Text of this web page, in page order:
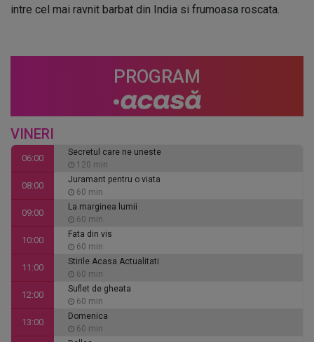
intre cel mai ravnit barbat din India si frumoasa roscata.
PROGRAM
VINERI
06:00
Secretul care ne uneste
120 min
08:00
Juramant pentru o viata
60 min
09:00
La marginea lumii
60 min
10:00
Fata din vis
60 min
11:00
Stirile Acasa Actualitati
60 min
12:00
Suflet de gheata
60 min
13:00
Domenica
60 min